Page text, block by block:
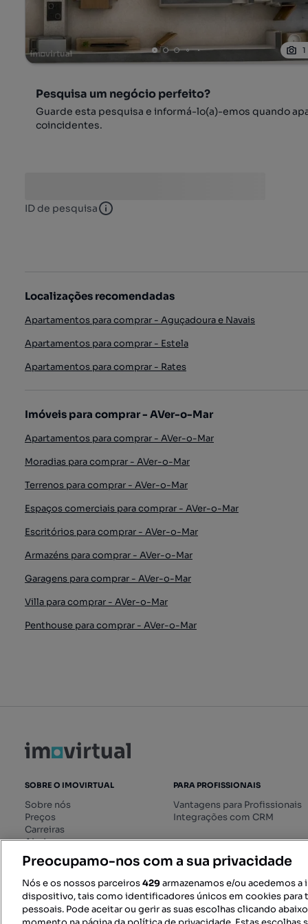
1
Pesquisa um negócio perfeito?
Guarde esta pesquisa e informá-lo(a)-emos quando
coincidentes.
ID de pesquisa ID de pesquisa
Localizações recomendadas
Apartamentos para comprar - Aguçadoura e Navais
Apartamentos para comprar - Estela
Apartamentos para comprar - Rates
Imóveis para comprar - AVer-o-Mar
Apartamentos para comprar - AVer-o-Mar
Moradias para comprar - AVer-o-Mar
Terrenos para comprar - AVer-o-Mar
Espaços comerciais para comprar - AVer-o-Mar
Escritórios para comprar - AVer-o-Mar
Armazéns para comprar - AVer-o-Mar
Garagens para comprar - AVer-o-Mar
Villa para comprar - AVer-o-Mar
Penthouse para comprar - AVer-o-Mar
SOBRE O IMOVIRTUAL
Sobre nós
Preços
Carreiras
Ajuda
Livro de Reclamações online
Regulamento dos Serviços
Digitais
PARA PROFISSIONAIS
Vantagens para Profissionais
Integrações com CRM
Preocupamo-nos com a sua privacidade
Nós e os nossos parceiros429armazenamos e/ou acedemos
dispositivo, tais como identificadores únicos em cookies para
pessoais. Pode aceitar ou gerir as suas escolhas clicando